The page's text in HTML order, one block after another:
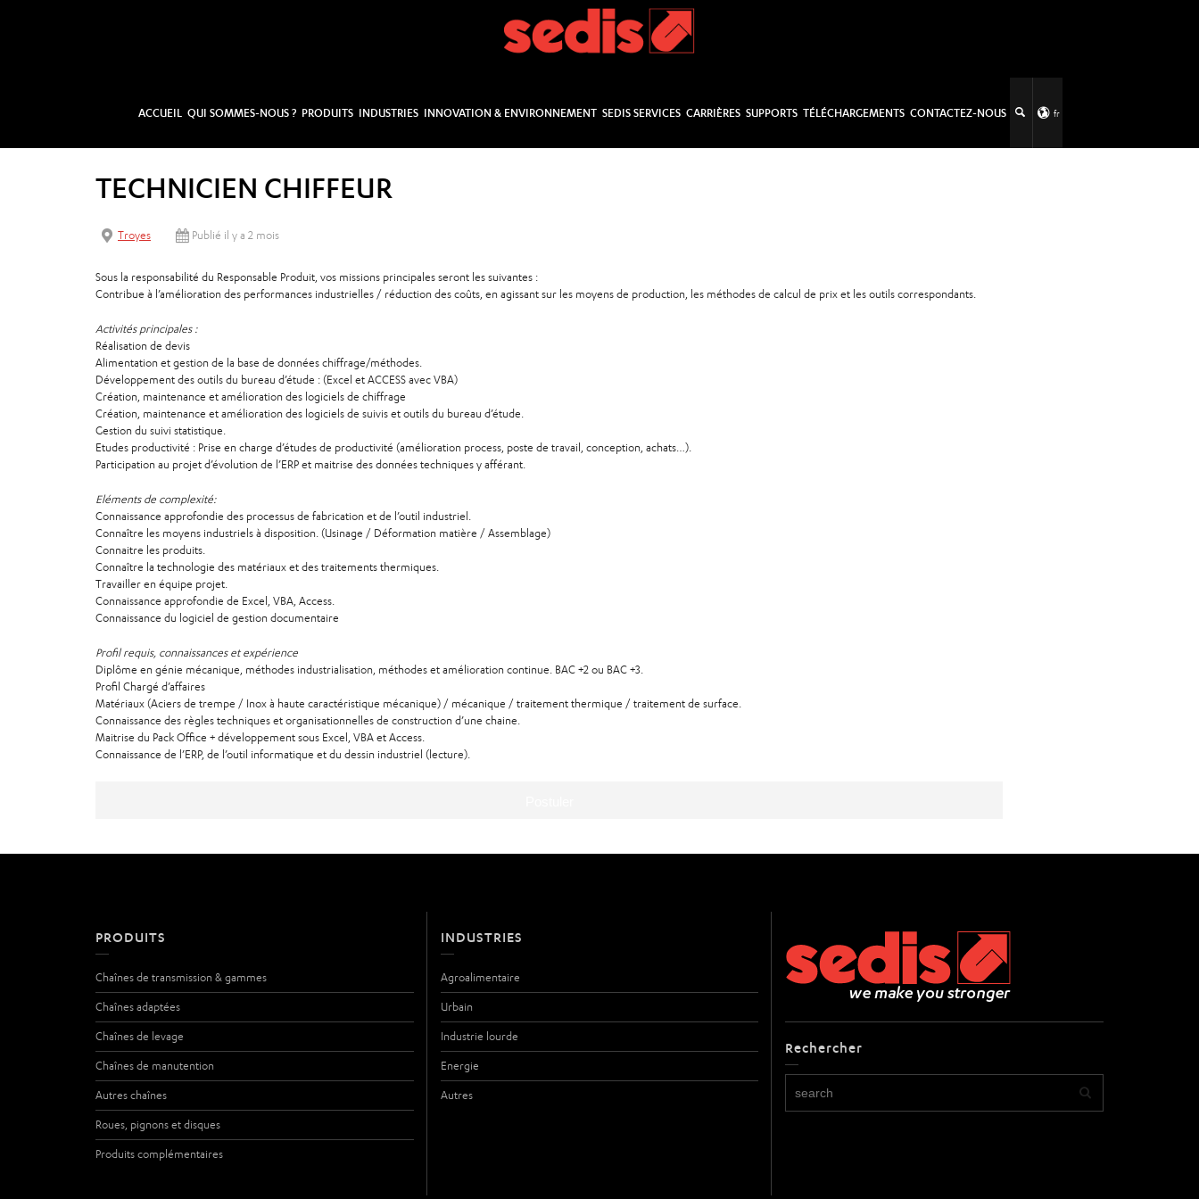
ACCUEIL QUI SOMMES-NOUS ? PRODUITS INDUSTRIES INNOVATION & ENVIRONNEMENT SEDIS SERVICES CARRIÈRES SUPPORTS TÉLÉCHARGEMENTS CONTACTEZ-NOUS fr
TECHNICIEN CHIFFEUR
Troyes Publié il y a 2 mois
Sous la responsabilité du Responsable Produit, vos missions principales seront les suivantes :
Contribue à l’amélioration des performances industrielles / réduction des coûts, en agissant sur les moyens de production, les méthodes de calcul de prix et les outils correspondants.
Activités principales :
Réalisation de devis
Alimentation et gestion de la base de données chiffrage/méthodes.
Développement des outils du bureau d’étude : (Excel et ACCESS avec VBA)
Création, maintenance et amélioration des logiciels de chiffrage
Création, maintenance et amélioration des logiciels de suivis et outils du bureau d’étude.
Gestion du suivi statistique.
Etudes productivité : Prise en charge d’études de productivité (amélioration process, poste de travail, conception, achats…).
Participation au projet d’évolution de l’ERP et maitrise des données techniques y afférant.
Eléments de complexité:
Connaissance approfondie des processus de fabrication et de l’outil industriel.
Connaître les moyens industriels à disposition. (Usinage / Déformation matière / Assemblage)
Connaitre les produits.
Connaître la technologie des matériaux et des traitements thermiques.
Travailler en équipe projet.
Connaissance approfondie de Excel, VBA, Access.
Connaissance du logiciel de gestion documentaire
Profil requis, connaissances et expérience
Diplôme en génie mécanique, méthodes industrialisation, méthodes et amélioration continue. BAC +2 ou BAC +3.
Profil Chargé d’affaires
Matériaux (Aciers de trempe / Inox à haute caractéristique mécanique) / mécanique / traitement thermique / traitement de surface.
Connaissance des règles techniques et organisationnelles de construction d’une chaine.
Maitrise du Pack Office + développement sous Excel, VBA et Access.
Connaissance de l’ERP, de l’outil informatique et du dessin industriel (lecture).
PRODUITS
Chaînes de transmission & gammes
Chaînes adaptées
Chaînes de levage
Chaînes de manutention
Autres chaînes
Roues, pignons et disques
Produits complémentaires
INDUSTRIES
Agroalimentaire
Urbain
Industrie lourde
Energie
Autres
Rechercher